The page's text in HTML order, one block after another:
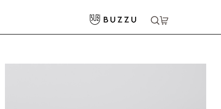
カップ・グラス > 2トーンマグカップ